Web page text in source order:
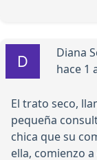
Diana
hace 1
El trato seco,
pequeña
chica que su
ella, comienzo